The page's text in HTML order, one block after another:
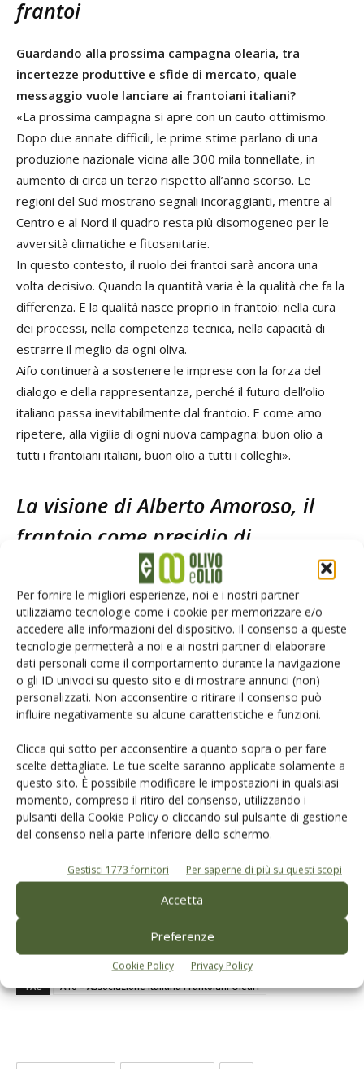
Per fornire le migliori esperienze, noi e i nostri partner
utilizziamo tecnologie come i cookie per memorizzare e/o
accedere alle informazioni del dispositivo. Il consenso a queste
tecnologie permetterà a noi e ai nostri partner di elaborare
dati personali come il comportamento durante la navigazione
o gli ID univoci su questo sito e di mostrare annunci (non)
personalizzati. Non acconsentire o ritirare il consenso può
influire negativamente su alcune caratteristiche e funzioni.
Clicca qui sotto per acconsentire a quanto sopra o per fare
scelte dettagliate. Le tue scelte saranno applicate solamente a
questo sito. È possibile modificare le impostazioni in qualsiasi
momento, compreso il ritiro del consenso, utilizzando i
pulsanti della Cookie Policy o cliccando sul pulsante di gestione
del consenso nella parte inferiore dello schermo.
Gestisci 1773 fornitori Per saperne di più su questi scopi
Accetta
Preferenze
Cookie Policy Privacy Policy
frantoi
Guardando alla prossima campagna olearia, tra
incertezze produttive e sfide di mercato, quale
messaggio vuole lanciare ai frantoiani italiani?
«La prossima campagna si apre con un cauto ottimismo.
Dopo due annate difficili, le prime stime parlano di una
produzione nazionale vicina alle 300 mila tonnellate, in
aumento di circa un terzo rispetto all’anno scorso. Le
regioni del Sud mostrano segnali incoraggianti, mentre al
Centro e al Nord il quadro resta più disomogeneo per le
avversità climatiche e fitosanitarie.
In questo contesto, il ruolo dei frantoi sarà ancora una
volta decisivo. Quando la quantità varia è la qualità che fa la
differenza. E la qualità nasce proprio in frantoio: nella cura
dei processi, nella competenza tecnica, nella capacità di
estrarre il meglio da ogni oliva.
Aifo continuerà a sostenere le imprese con la forza del
dialogo e della rappresentanza, perché il futuro dell’olio
italiano passa inevitabilmente dal frantoio. E come amo
ripetere, alla vigilia di ogni nuova campagna: buon olio a
tutti i frantoiani italiani, buon olio a tutti i colleghi».
La visione di Alberto Amoroso, il
frantoio come presidio di
Con una visione lucida e pragmatica,Alberto Amoroso
richiama la filiera olivicola a un principio essenziale:
non c’è qualità senza il frantoio, non c’è futuro senza chi
trasforma la materia viva in eccellenza. La sfida non è solo
normativa o economica, ma culturale: riconoscere ilvalore
del lavoro tecnico, artigianale e scientifico che rende
incertezze, la bussola resta la stessa: la competenza. E nel
frantoio, più che altrove, la competenza è una forma d’arte.
L’intervista è disponibile per i nostri abbonati su
Olivo e
Sfoglia l’edicola digitale
Olio
TAG Aifo = Associazione Italiana Frantoiani Oleari